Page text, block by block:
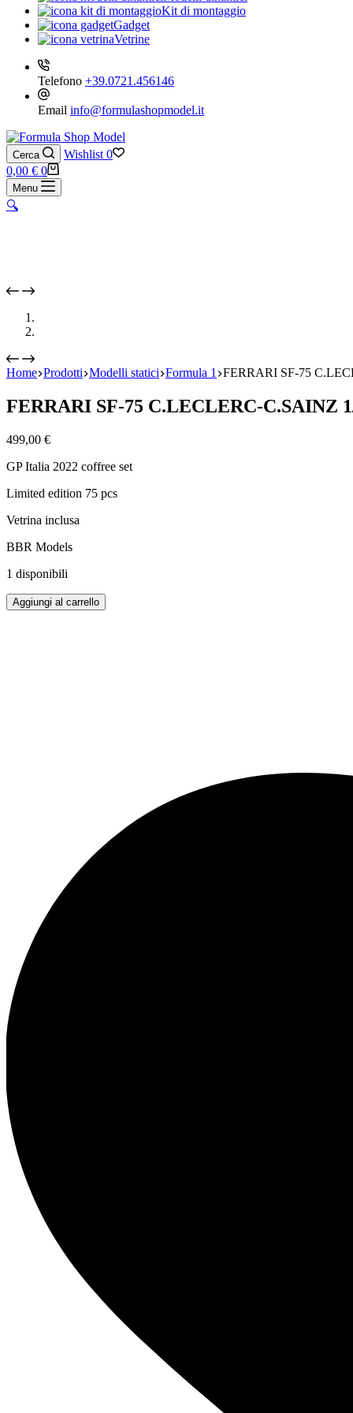
Kit di montaggio
Gadget
Vetrine
Telefono +39.0721.456146
Email info@formulashopmodel.it
Cerca Wishlist 0
Carrello
0,00 € 0
Menu
🔍
Home Prodotti Modelli statici Formula 1 FERRARI SF-75
FERRARI SF-75 C.LECLERC-C.SAINZ
499,00 €
GP Italia 2022 coffree set
Limited edition 75 pcs
Vetrina inclusa
BBR Models
1 disponibili
FERRARI
SF-
Aggiungi al carrello